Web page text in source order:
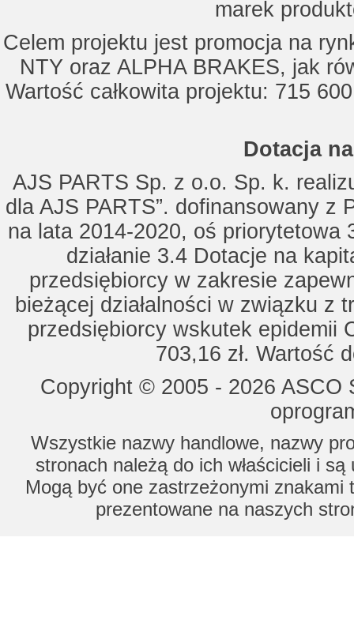
marek
Celem projektu jest promocja na
NTY oraz ALPHA BRAKES, jak
Wartość całkowita projektu: 715
Dotacja
AJS PARTS Sp. z o.o. Sp. k.
dla AJS PARTS”. dofinansowany z
na lata 2014-2020, oś priorytetowa
działanie 3.4 Dotacje na
przedsiębiorcy w zakresie
bieżącej działalności w związku z
przedsiębiorcy wskutek epidemii
703,16 zł. Wartość
Copyright © 2005 - 2026
Wszystkie nazwy handlowe, nazwy
stronach należą do ich właścicieli i
Mogą być one zastrzeżonymi znakami
prezentowane na naszych